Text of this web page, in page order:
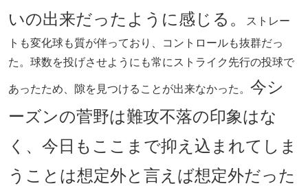
いの出来だったように感じる。
ストレー
トも変化球も質が伴っており、コントロールも抜群だっ
た。球数を投げさせようにも常にストライク先行の投球で
あったため、隙を見つけることが出来なかった。 今シ
ーズンの菅野は難攻不落の印象はな
く、今日もここまで抑え込まれてしま
うことは想定外と言えば想定外だった